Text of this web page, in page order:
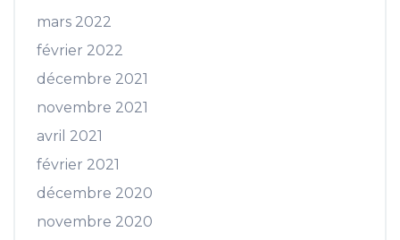
mars 2022
février 2022
décembre 2021
novembre 2021
avril 2021
février 2021
décembre 2020
novembre 2020